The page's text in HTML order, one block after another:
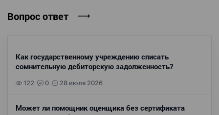
Вопрос ответ
Как государственному учреждению списать
сомнительную дебиторскую задолженность?
122 0 28 июля 2026
Может ли помощник оценщика без сертификата